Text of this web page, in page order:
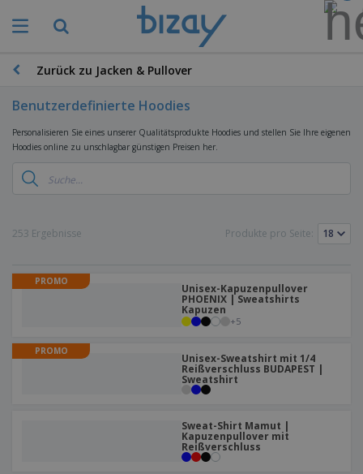
Zurück zu Jacken & Pullover
Benutzerdefinierte Hoodies
Personalisieren Sie eines unserer Qualitätsprodukte Hoodies und stellen Sie Ihre eigenen
Hoodies online zu unschlagbar günstigen Preisen her.
253 Ergebnisse Produkte pro Seite:
PROMO
Unisex-Kapuzenpullover
PHOENIX | Sweatshirts
Kapuzen
+5
PROMO
Unisex-Sweatshirt mit 1/4
Reißverschluss BUDAPEST |
Sweatshirt
Sweat-Shirt Mamut |
Kapuzenpullover mit
Reißverschluss